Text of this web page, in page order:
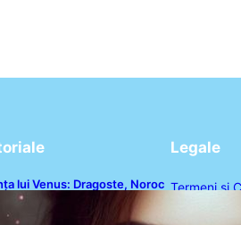
lui Venus: Dragoste, Noroc
pentru Tauri și Balanțe
8-9 August
Legale
Termeni și
Politica de